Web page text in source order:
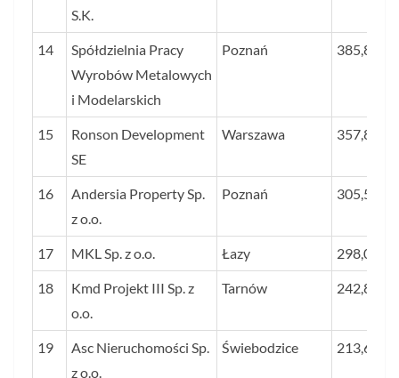
S.K.
14
Spółdzielnia Pracy
Wyrobów Metalowych
i Modelarskich
Poznań 385,8
15
Ronson Development
SE
Warszawa 357,8
16
Andersia Property Sp.
z o.o.
Poznań 305,5
17 MKL Sp. z o.o. Łazy 298,0
18
Kmd Projekt III Sp. z
o.o.
Tarnów 242,8
19
Asc Nieruchomości Sp.
z o.o.
Świebodzice 213,6